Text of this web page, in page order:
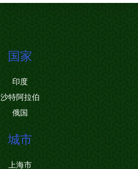
国家
印度
沙特阿拉伯
俄国
城市
上海市